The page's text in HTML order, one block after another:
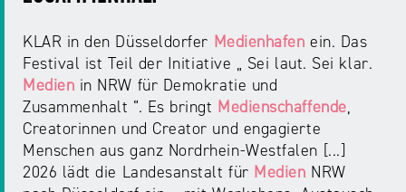
KLAR in den Düsseldorfer Medienhafen ein. Das
Festival ist Teil der Initiative „ Sei laut. Sei klar.
Medien in NRW für Demokratie und
Zusammenhalt “. Es bringt Medienschaffende,
Creatorinnen und Creator und engagierte
Menschen aus ganz Nordrhein-Westfalen [...]
2026 lädt die Landesanstalt für Medien NRW